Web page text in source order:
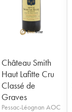
Château Smith
Haut Lafitte Cru
Classé de
Graves
Pessac-Léognan AOC